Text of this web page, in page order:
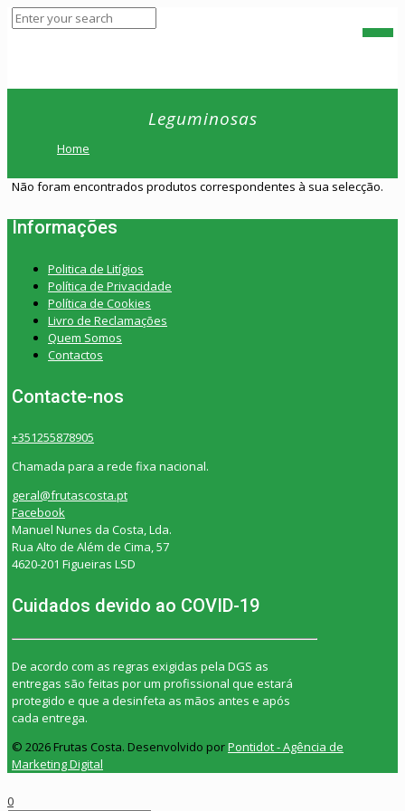
Leguminosas
Home
Não foram encontrados produtos correspondentes à sua selecção.
Informações
Politica de Litígios
Política de Privacidade
Política de Cookies
Livro de Reclamações
Quem Somos
Contactos
Contacte-nos
+351255878905
Chamada para a rede fixa nacional.
geral@frutascosta.pt
Facebook
Manuel Nunes da Costa, Lda.
Rua Alto de Além de Cima, 57
4620-201 Figueiras LSD
Cuidados devido ao COVID-19
De acordo com as regras exigidas pela DGS as
entregas são feitas por um profissional que estará
protegido e que a desinfeta as mãos antes e após
cada entrega.
© 2026 Frutas Costa. Desenvolvido porPontidot - Agência de
Marketing Digital
0